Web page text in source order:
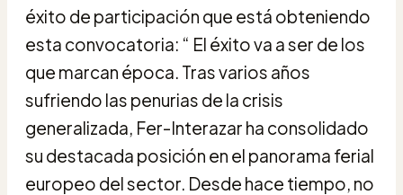
éxito de participación que está obteniendo
esta convocatoria: “ El éxito va a ser de los
que marcan época. Tras varios años
sufriendo las penurias de la crisis
generalizada, Fer-Interazar ha consolidado
su destacada posición en el panorama ferial
europeo del sector. Desde hace tiempo, no